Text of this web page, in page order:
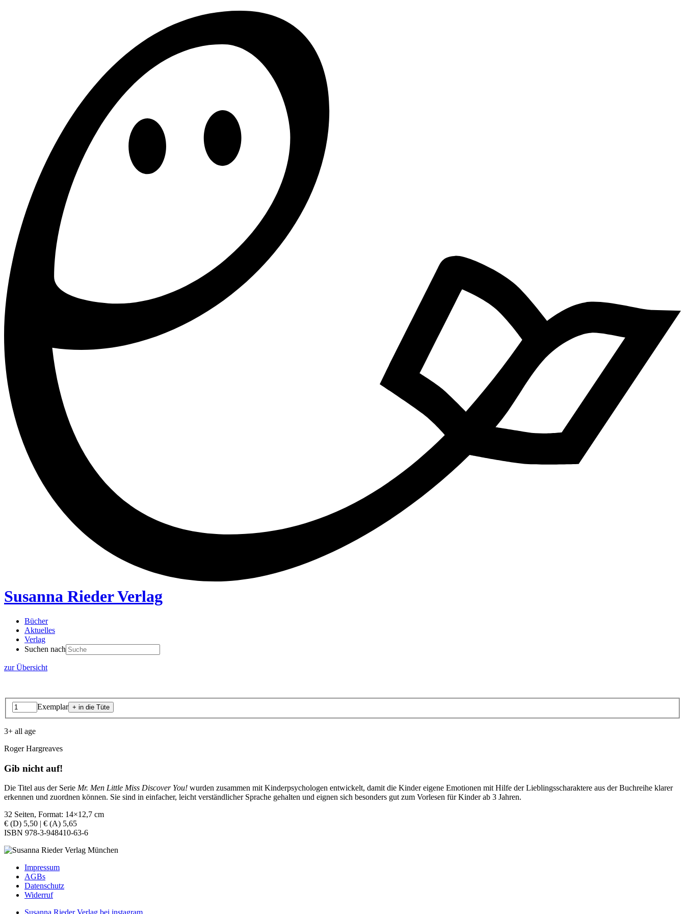
Susanna Rieder Verlag
Bücher
Aktuelles
Verlag
Suchen nach
zur Übersicht
Exemplar
3+ all age
Roger Hargreaves
Gib nicht auf!
Die Titel aus der Serie Mr. Men Little Miss Discover You! wurden zusammen mit Kinderpsychologen entwickelt, damit die Kinder eigene Emotionen mit Hilfe der Lieblingsscharaktere aus der Buchreihe klarer
erkennen und zuordnen können. Sie sind in einfacher, leicht verständlicher Sprache gehalten und eignen sich besonders gut zum Vorlesen für Kinder ab 3 Jahren.
32 Seiten, Format: 14×12,7 cm
€ (D) 5,50 | € (A) 5,65
ISBN 978-3-948410-63-6
Impressum
AGBs
Datenschutz
Widerruf